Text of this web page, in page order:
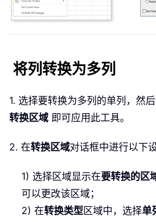
将列转换为多列
1. 选择要转换为多列的单列，然
转换区域 即可应用此工具。
2. 在转换区域对话框中进行以下设
1) 选择区域显示在要转换的区
可以更改该区域；
2) 在转换类型区域中，选择单